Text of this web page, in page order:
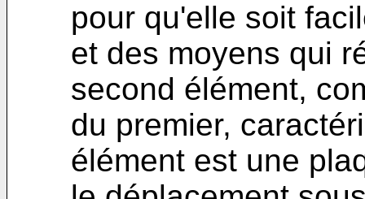
pour qu'elle soit
et des moyens qui
second élément,
du premier,
élément est une